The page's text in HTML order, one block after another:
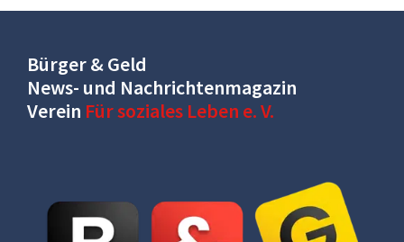
Bürger & Geld
News- und Nachrichtenmagazin
Verein Für soziales Leben e. V.